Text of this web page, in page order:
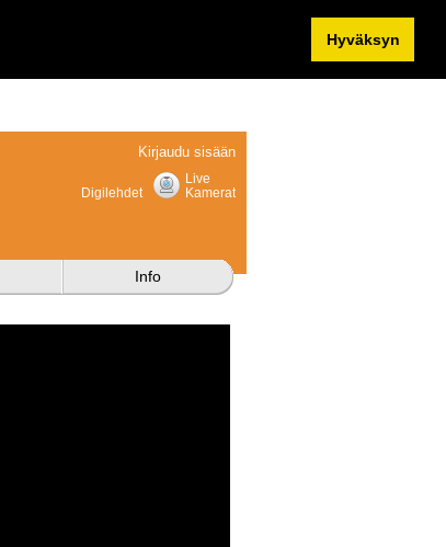
Hyväksyn
Kirjaudu sisään
Live
Kamerat
Digilehdet
Info